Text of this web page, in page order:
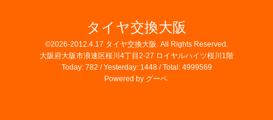
タイヤ交換大阪
©2026-2012.4.17 タイヤ交換大阪 . All Rights Reserved.
大阪府大阪市浪速区桜川4丁目2-27 ロイヤルハイツ桜川1階
Today: 782 / Yesterday: 1448/ Total: 4999569
Powered by グーペ